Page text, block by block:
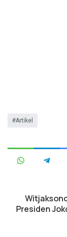
Artikel
Presiden